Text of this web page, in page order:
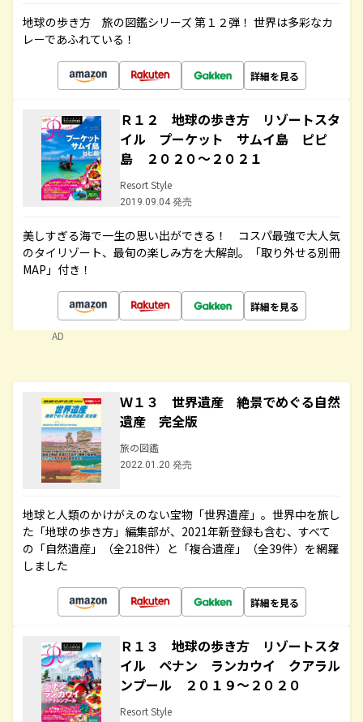
地球の歩き方 旅の図鑑シリーズ 第１２弾！ 世界は多彩なカ
レーであふれている！
詳細を見る
Ｒ１２ 地球の歩き方 リゾートスタ
イル プーケット サムイ島 ピピ
島 ２０２０～２０２１
Resort Style
2019.09.04 発売
美しすぎる海で一生の思い出ができる！ コスパ最強で大人気
のタイリゾート、最旬の楽しみ方を大解剖。「取り外せる別冊
MAP」付き！
詳細を見る
AD
Ｗ１３ 世界遺産 絶景でめぐる自然
遺産 完全版
旅の図鑑
2022.01.20 発売
地球と人類のかけがえのない宝物「世界遺産」。世界中を旅し
た「地球の歩き方」編集部が、2021年新登録も含む、すべて
の「自然遺産」（全218件）と「複合遺産」（全39件）を網羅
しました
詳細を見る
Ｒ１３ 地球の歩き方 リゾートスタ
イル ペナン ランカウイ クアラル
ンプール ２０１９～２０２０
Resort Style